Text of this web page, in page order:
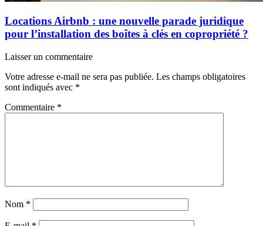
Locations Airbnb : une nouvelle parade juridique
pour l’installation des boîtes à clés en copropriété ?
Laisser un commentaire
Votre adresse e-mail ne sera pas publiée. Les champs obligatoires
sont indiqués avec *
Commentaire *
Nom *